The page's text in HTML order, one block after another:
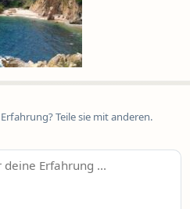
Teile sie mit anderen.